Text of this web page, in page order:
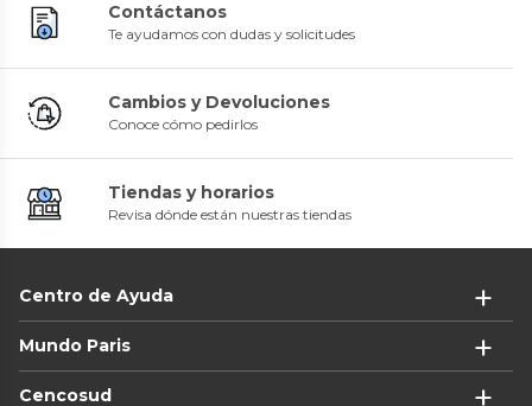
Contáctanos
Te ayudamos con dudas y solicitudes
Cambios y Devoluciones
Conoce cómo pedirlos
Tiendas y horarios
Revisa dónde están nuestras tiendas
Centro de Ayuda
Mundo Paris
Cencosud